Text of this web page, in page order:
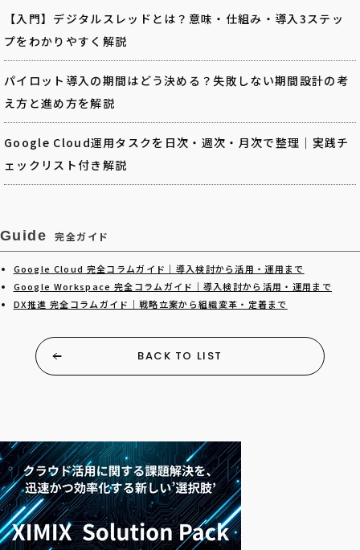
【入門】デジタルスレッドとは？意味・仕組み・導入3ステッ
プをわかりやすく解説
パイロット導入の期間はどう決める？失敗しない期間設計の考
え方と進め方を解説
Google Cloud運用タスクを日次・週次・月次で整理｜実践チ
ェックリスト付き解説
Guide 完全ガイド
Google Cloud 完全コラムガイド｜導入検討から活用・運用まで
Google Workspace 完全コラムガイド｜導入検討から活用・運用まで
DX推進 完全コラムガイド｜戦略立案から組織変革・定着まで
BACK TO LIST